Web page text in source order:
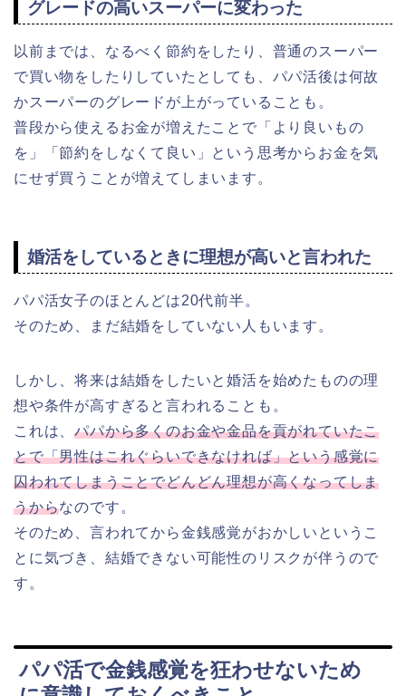
グレードの高いスーパーに変わった
以前までは、なるべく節約をしたり、普通のスーパー
で買い物をしたりしていたとしても、パパ活後は何故
かスーパーのグレードが上がっていることも。
普段から使えるお金が増えたことで「より良いもの
を」「節約をしなくて良い」という思考からお金を気
にせず買うことが増えてしまいます。
婚活をしているときに理想が高いと言われた
パパ活女子のほとんどは20代前半。
そのため、まだ結婚をしていない人もいます。
しかし、将来は結婚をしたいと婚活を始めたものの理
想や条件が高すぎると言われることも。
これは、パパから多くのお金や金品を貢がれていたこ
とで「男性はこれぐらいできなければ」という感覚に
囚われてしまうことでどんどん理想が高くなってしま
うからなのです。
そのため、言われてから金銭感覚がおかしいというこ
とに気づき、結婚できない可能性のリスクが伴うので
す。
パパ活で金銭感覚を狂わせないため